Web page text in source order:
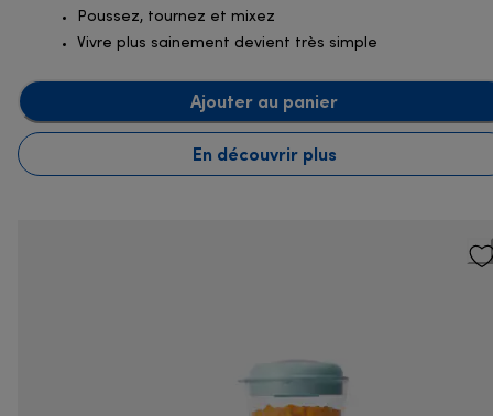
Poussez, tournez et mixez
Vivre plus sainement devient très simple
Ajouter au panier
En découvrir plus